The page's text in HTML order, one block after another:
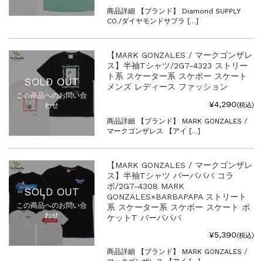
商品詳細 【ブランド】 Diamond SUPPLY
CO./ダイヤモンドサプラ […]
SOLD OUT
この商品へのお問い合
わせ
【MARK GONZALES / マークゴンザレ
ス】半袖Tシャツ/2G7-4323 ストリー
ト系 スケーター系 スケボー スケート
メンズ レディース ファッション
¥4,290(税込)
商品詳細 【ブランド】 MARK GONZALES /
マークゴンザレス 【アイ […]
SOLD OUT
この商品へのお問い合
わせ
【MARK GONZALES / マークゴンザレ
ス】半袖Tシャツ バーバパパ コラ
ボ/2G7-4308 MARK
GONZALES×BARBAPAPA ストリート
系 スケーター系 スケボー スケート ポ
ケットT バーバパパ
¥5,390(税込)
商品詳細 【ブランド】 MARK GONZALES /